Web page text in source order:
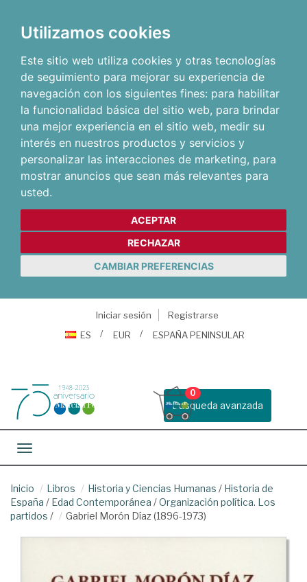
Utilizamos cookies
Este sitio web utiliza cookies y otras tecnologías
de seguimiento para mejorar su experiencia de
navegación con los siguientes fines: para habilitar
la funcionalidad básica del sitio web, para brindar
una mejor experiencia en el sitio web, medir su
interés en nuestros productos y servicios y
personalizar las interacciones de marketing, para
mostrar anuncios que sean más relevantes para
usted.
ACEPTAR
RECHAZAR
CAMBIAR PREFERENCIAS
Iniciar sesión
Registrarse
ES
EUR ESPAÑA PENINSULAR
Busqueda avanzada
0
Toggle navigation
Inicio Libros Historia y Ciencias Humanas / Historia de
España / Edad Contemporánea /Organización política. Los
partidos / Gabriel Morón Díaz (1896-1973)